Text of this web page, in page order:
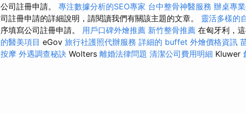
公司註冊申請。 專注數據分析的SEO專家 台中整骨神醫服務 辦桌專
司註冊申請的詳細說明，請閱讀我們有關該主題的文章。 靈活多樣的
序填寫公司註冊申請。 用戶口碑外燴推薦 新竹整骨推薦 在匈牙利，
的醫美項目 eGov 旅行社護照代辦服務 詳細的 buffet 外燴價格資訊
按摩 外遇調查秘訣 Wolters 離婚法律問題 清潔公司費用明細 Kluwer